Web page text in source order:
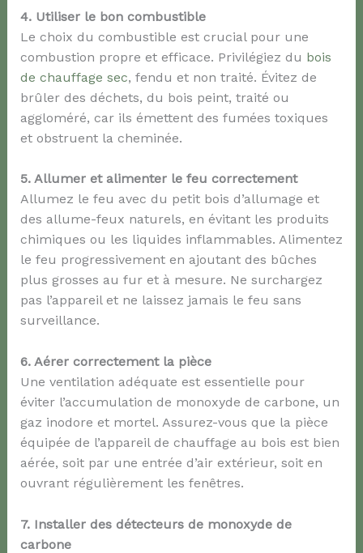
4. Utiliser le bon combustible
Le choix du combustible est crucial pour une
combustion propre et efficace. Privilégiez du bois
de chauffage sec, fendu et non traité. Évitez de
brûler des déchets, du bois peint, traité ou
aggloméré, car ils émettent des fumées toxiques
et obstruent la cheminée.
5. Allumer et alimenter le feu correctement
Allumez le feu avec du petit bois d’allumage et
des allume-feux naturels, en évitant les produits
chimiques ou les liquides inflammables. Alimentez
le feu progressivement en ajoutant des bûches
plus grosses au fur et à mesure. Ne surchargez
pas l’appareil et ne laissez jamais le feu sans
surveillance.
6. Aérer correctement la pièce
Une ventilation adéquate est essentielle pour
éviter l’accumulation de monoxyde de carbone, un
gaz inodore et mortel. Assurez-vous que la pièce
équipée de l’appareil de chauffage au bois est bien
aérée, soit par une entrée d’air extérieur, soit en
ouvrant régulièrement les fenêtres.
7. Installer des détecteurs de monoxyde de
carbone